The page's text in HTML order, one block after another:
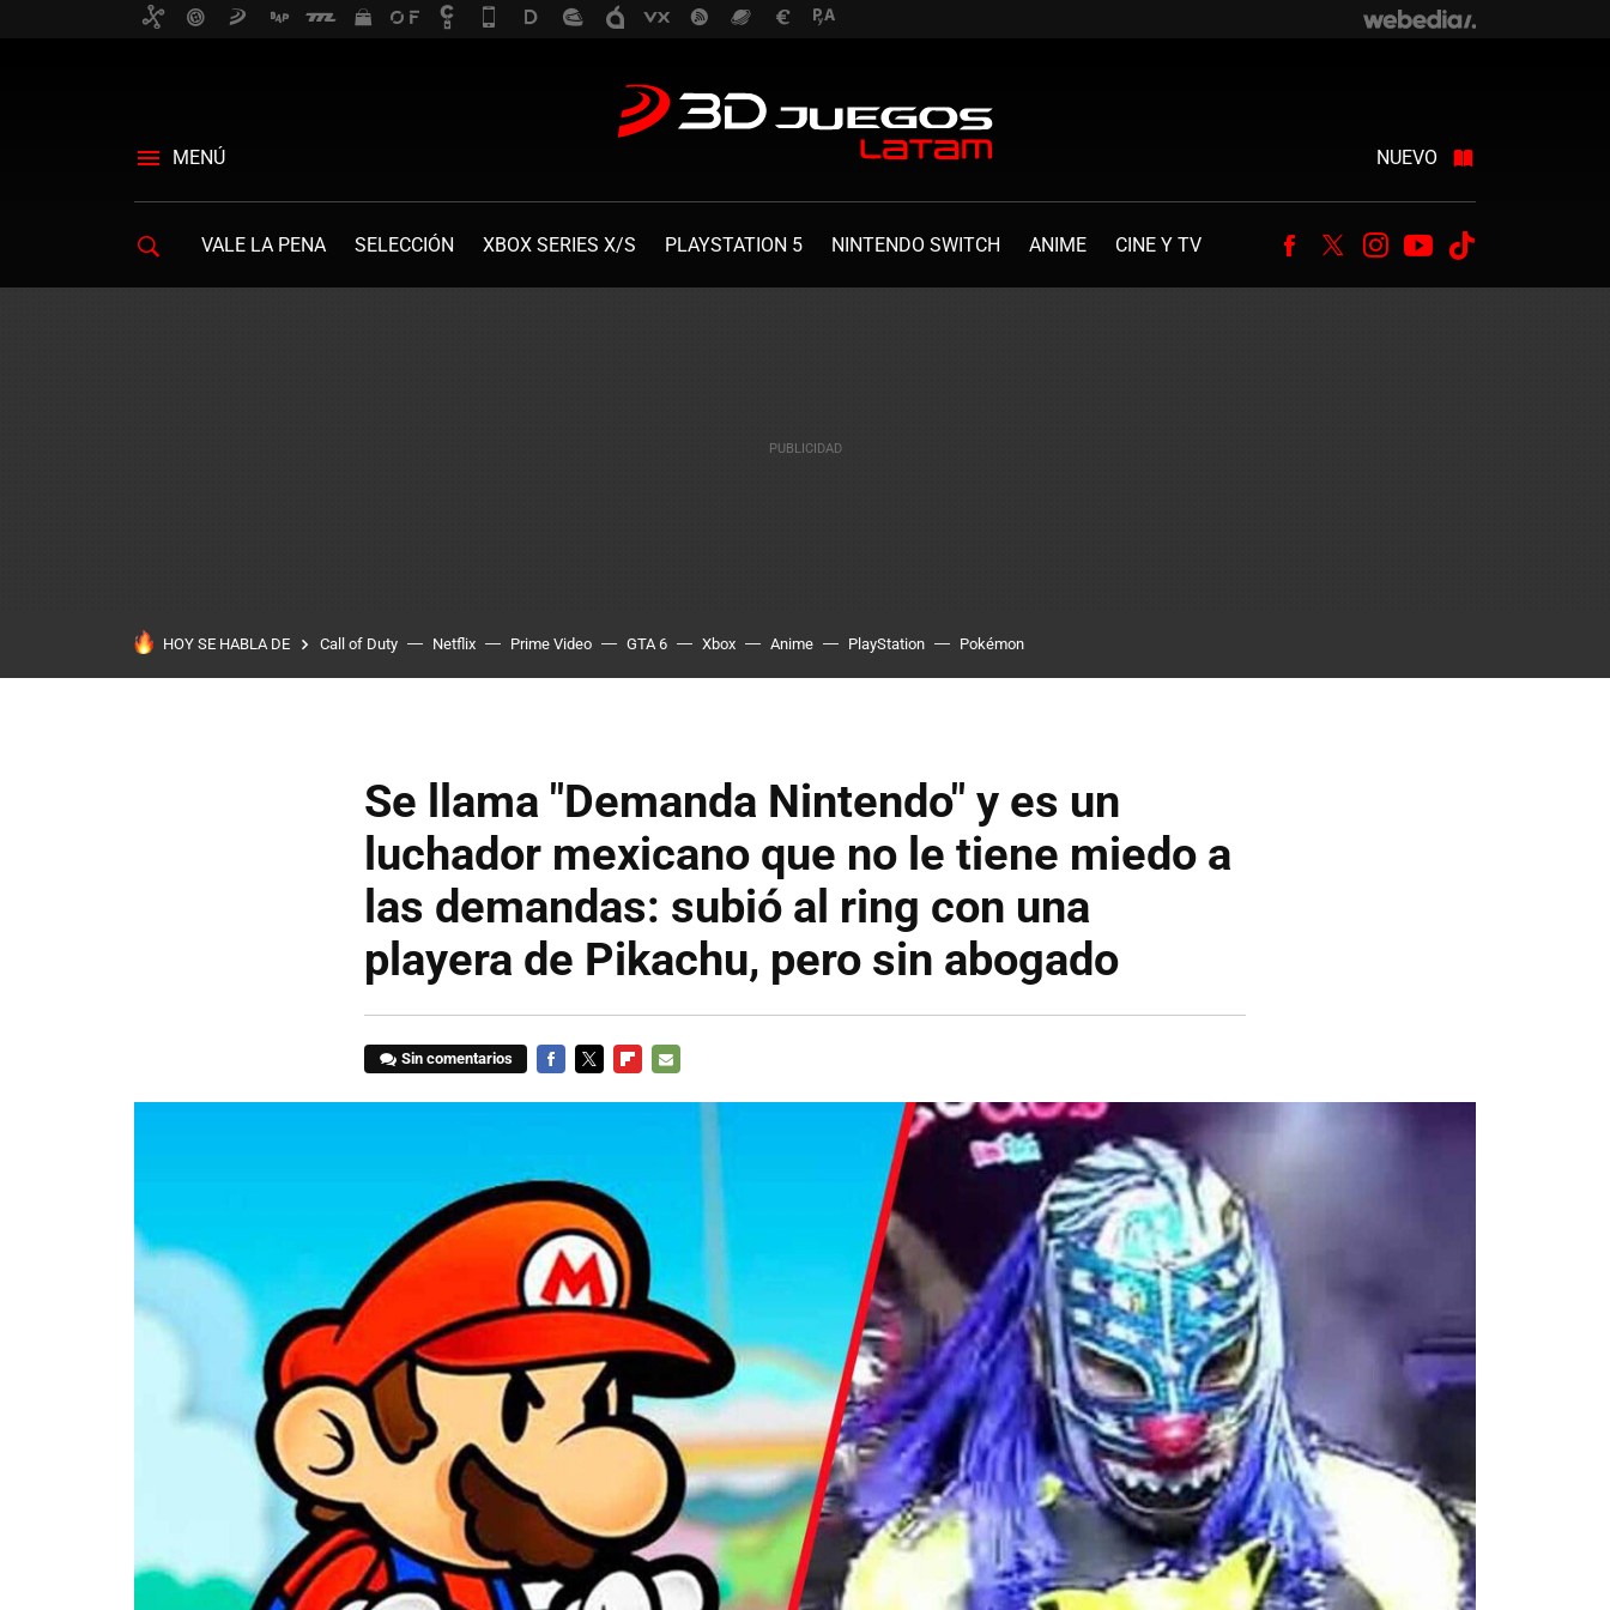
MENÚ NUEVO
VALE LA PENA SELECCIÓN XBOX SERIES X/S PLAYSTATION 5 NINTENDO SWITCH ANIME CINE Y TV Facebook
TwitterInstagram
Youtube
HOY SE HABLA DE Call of Duty Netflix Prime Video GTA 6 Xbox Anime PlayStation Pokémon
Se llama "Demanda Nintendo" y es un
luchador mexicano que no le tiene miedo a
las demandas: subió al ring con una
playera de Pikachu, pero sin abogado
Sin comentarios